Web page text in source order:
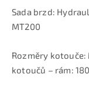
Sada brzd:
MT200
Rozměry
kotoučů – rám: